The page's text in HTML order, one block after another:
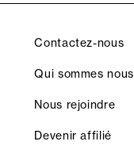
Contactez-nous
Qui sommes nous
Nous rejoindre
Devenir affilié